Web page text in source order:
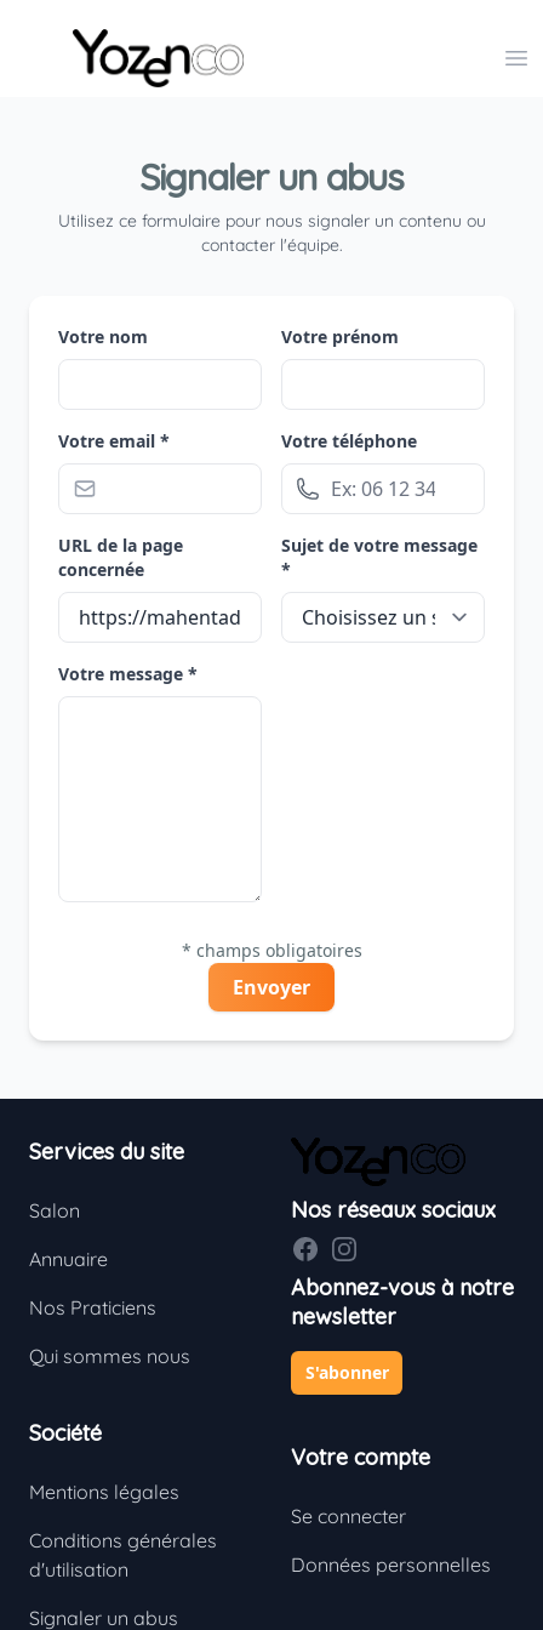
Yozenco - Organisateur de Salons, Evénements et
Signaler un abus
Utilisez ce formulaire pour nous signaler un contenu ou
contacter l'équipe.
Votre nom Votre prénom
Votre email * Votre téléphone
URL de la page
concernée
Sujet de votre message
*
Votre message *
* champs obligatoires
Envoyer
Services du site
Salon
Annuaire
Nos Praticiens
Qui sommes nous
Société
Mentions légales
Conditions générales
d'utilisation
Signaler un abus
Nos réseaux sociaux
FacebookInstagram
Abonnez-vous à notre
newsletter
S'abonner
Votre compte
Se connecter
Données personnelles